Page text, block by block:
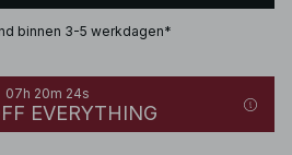
binnen 3-5 werkdagen*
07h 20m 24s
EVERYTHING